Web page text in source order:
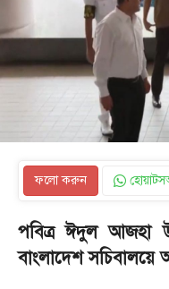
ফলো করুন
পবিত্র ঈদুল আজহা
বাংলাদেশ সচিবালয়ে